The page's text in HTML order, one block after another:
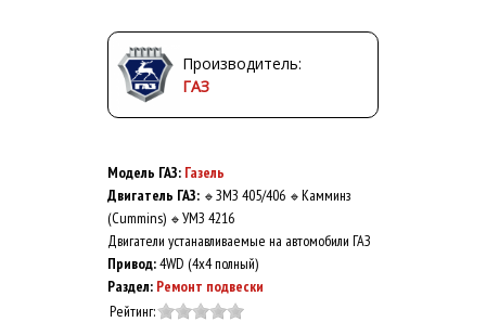
Производитель:
ГАЗ
Модель ГАЗ: Газель
Двигатель ГАЗ: 🔹 ЗМЗ 405/406 🔹 Камминз
(Cummins) 🔹 УМЗ 4216
Двигатели устанавливаемые на автомобили ГАЗ
Привод:4WD (4x4 полный)
Раздел: Ремонт подвески
Рейтинг: